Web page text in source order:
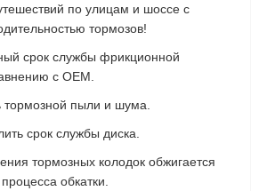
по улицам и шоссе с
тормозов!
срок службы фрикционной
с OEM.
тормозной пыли и шума.
срок службы диска.
тормозных колодок обжигается
обкатки.